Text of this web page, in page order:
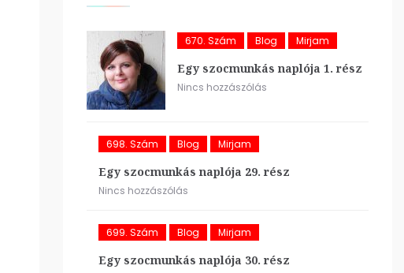
670. Szám Blog Mirjam
Egy szocmunkás naplója 1. rész
Nincs hozzászólás
698. Szám Blog Mirjam
Egy szocmunkás naplója 29. rész
Nincs hozzászólás
699. Szám Blog Mirjam
Egy szocmunkás naplója 30. rész